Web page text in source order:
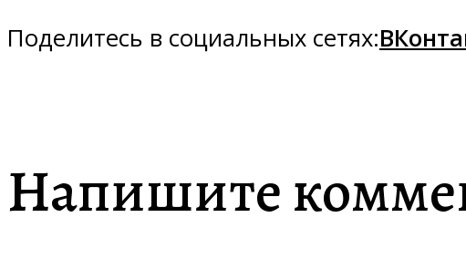
Поделитесь в социальных сетях:
Напишите